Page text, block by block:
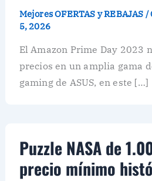
Mejores OFERTAS y REBAJAS /
5, 2026
El Amazon Prime Day 2023
precios en un amplia gama
gaming de ASUS, en este […]
Puzzle NASA de
precio mínimo